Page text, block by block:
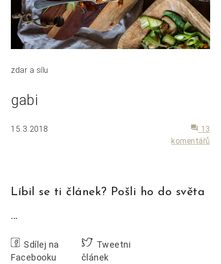
zdar a sílu
gabi
15.3.2018 forum 13
komentářů
Líbil se ti článek? Pošli ho do světa
...
Sdílej na
Facebooku
Tweetni
článek